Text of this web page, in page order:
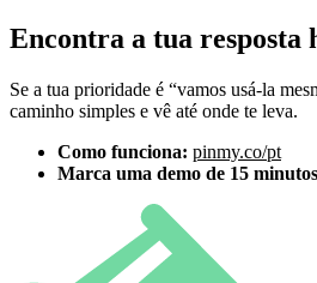
Encontra a tua resposta
Se a tua prioridade é “vamos usá-la
caminho simples e vê até onde te leva.
Como funciona: pinmy.co/pt
Marca uma demo de 15